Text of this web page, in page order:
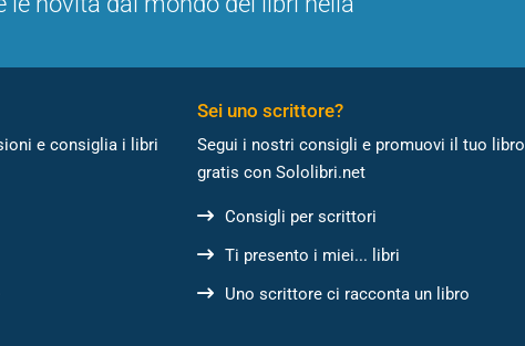
e consiglia i libri
Sei uno scrittore?
Segui i nostri consigli e promuovi il tuo libro
gratis con Sololibri.net
Consigli per scrittori
Ti presento i miei... libri
Uno scrittore ci racconta un libro